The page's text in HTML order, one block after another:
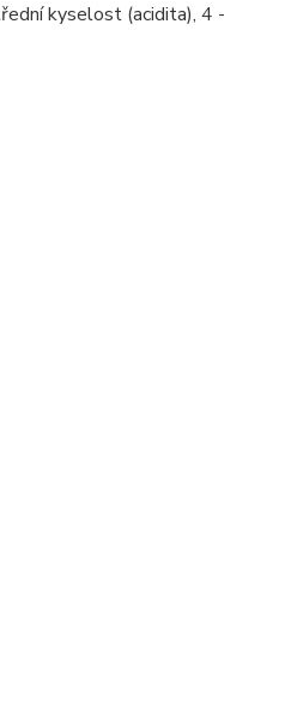
kyselost (acidita), 4 -